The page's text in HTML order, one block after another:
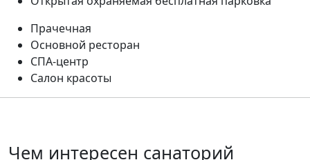
Прачечная
Основной ресторан
СПА-центр
Салон красоты
Чем интересен санаторий